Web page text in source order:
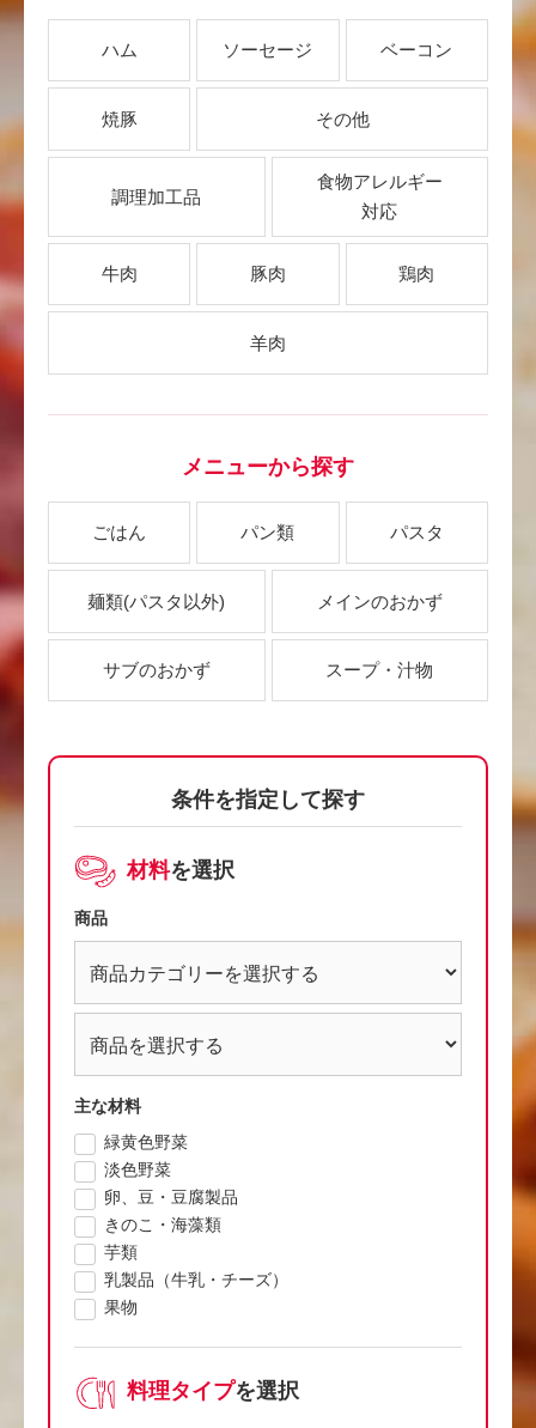
ハム ソーセージ ベーコン
焼豚 その他
調理加工品
食物アレルギー
対応
牛肉 豚肉 鶏肉
羊肉
メニューから探す
ごはん パン類 パスタ
麺類(パスタ以外) メインのおかず
サブのおかず スープ・汁物
条件を指定して探す
材料を選択
商品
主な材料
緑黄色野菜
淡色野菜
卵、豆・豆腐製品
きのこ・海藻類
芋類
乳製品（牛乳・チーズ）
果物
料理タイプを選択